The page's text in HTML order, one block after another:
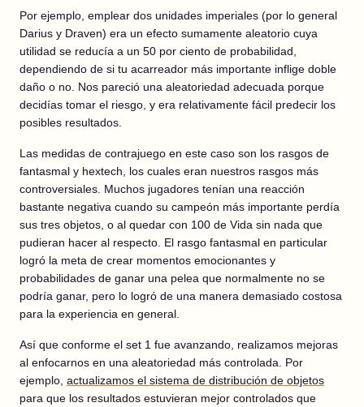
Por ejemplo, emplear dos unidades imperiales (por lo general
Darius y Draven) era un efecto sumamente aleatorio cuya
utilidad se reducía a un 50 por ciento de probabilidad,
dependiendo de si tu acarreador más importante inflige doble
daño o no. Nos pareció una aleatoriedad adecuada porque
decidías tomar el riesgo, y era relativamente fácil predecir los
posibles resultados.
Las medidas de contrajuego en este caso son los rasgos de
fantasmal y hextech, los cuales eran nuestros rasgos más
controversiales. Muchos jugadores tenían una reacción
bastante negativa cuando su campeón más importante perdía
sus tres objetos, o al quedar con 100 de Vida sin nada que
pudieran hacer al respecto. El rasgo fantasmal en particular
logró la meta de crear momentos emocionantes y
probabilidades de ganar una pelea que normalmente no se
podría ganar, pero lo logró de una manera demasiado costosa
para la experiencia en general.
Así que conforme el set 1 fue avanzando, realizamos mejoras
al enfocarnos en una aleatoriedad más controlada. Por
ejemplo, actualizamos el sistema de distribución de objetos
para que los resultados estuvieran mejor controlados que